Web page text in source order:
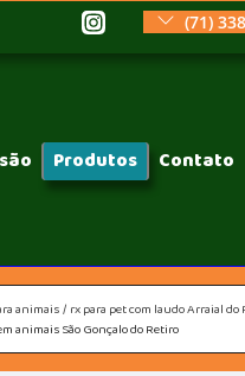
(71)
Produtos Contato
animais rx para pet com laudo Arraial do
animais São Gonçalo do Retiro